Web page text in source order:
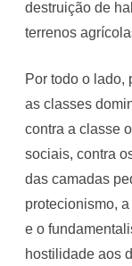
destruição de
terrenos
Por todo o lado,
as classes
contra a classe
sociais, contra
das camadas
protecionismo,
e o
hostilidade aos